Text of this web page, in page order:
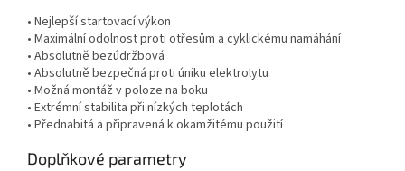
• Nejlepší startovací výkon
• Maximální odolnost proti otřesům a cyklickému namáhání
• Absolutně bezúdržbová
• Absolutně bezpečná proti úniku elektrolytu
• Možná montáž v poloze na boku
• Extrémní stabilita při nízkých teplotách
• Přednabitá a připravená k okamžitému použití
Doplňkové parametry